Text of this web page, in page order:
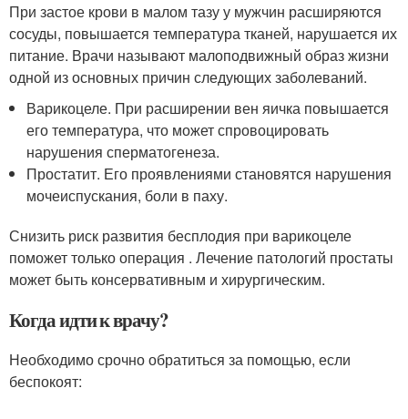
При застое крови в малом тазу у мужчин расширяются
сосуды, повышается температура тканей, нарушается их
питание. Врачи называют малоподвижный образ жизни
одной из основных причин следующих заболеваний.
Варикоцеле. При расширении вен яичка повышается
его температура, что может спровоцировать
нарушения сперматогенеза.
Простатит. Его проявлениями становятся нарушения
мочеиспускания, боли в паху.
Снизить риск развития бесплодия при варикоцеле
поможет только операция . Лечение патологий простаты
может быть консервативным и хирургическим.
Когда идти к врачу?
Необходимо срочно обратиться за помощью, если
беспокоят: